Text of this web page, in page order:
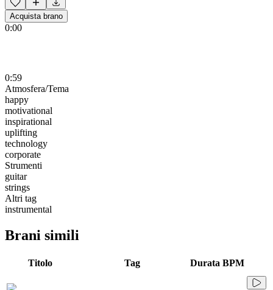
Acquista brano
0:00
0:59
Atmosfera/Tema
happy
motivational
inspirational
uplifting
technology
corporate
Strumenti
guitar
strings
Altri tag
instrumental
Brani simili
Titolo Tag Durata BPM